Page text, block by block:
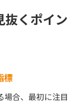
抜くポイン
標
場合、最初に注目